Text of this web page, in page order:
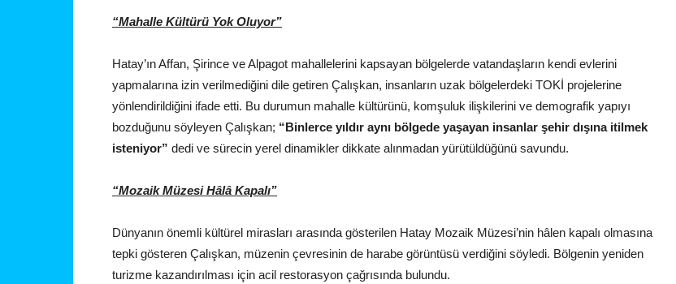
“Mahalle Kültürü Yok Oluyor”
Hatay’ın Affan, Şirince ve Alpagot mahallelerini kapsayan bölgelerde vatandaşların kendi evlerini
yapmalarına izin verilmediğini dile getiren Çalışkan, insanların uzak bölgelerdeki TOKİ projelerine
yönlendirildiğini ifade etti. Bu durumun mahalle kültürünü, komşuluk ilişkilerini ve demografik yapıyı
bozduğunu söyleyen Çalışkan; “Binlerce yıldır aynı bölgede yaşayan insanlar şehir dışına itilmek
isteniyor” dedi ve sürecin yerel dinamikler dikkate alınmadan yürütüldüğünü savundu.
“Mozaik Müzesi Hâlâ Kapalı”
Dünyanın önemli kültürel mirasları arasında gösterilen Hatay Mozaik Müzesi’nin hâlen kapalı olmasına
tepki gösteren Çalışkan, müzenin çevresinin de harabe görüntüsü verdiğini söyledi. Bölgenin yeniden
turizme kazandırılması için acil restorasyon çağrısında bulundu.